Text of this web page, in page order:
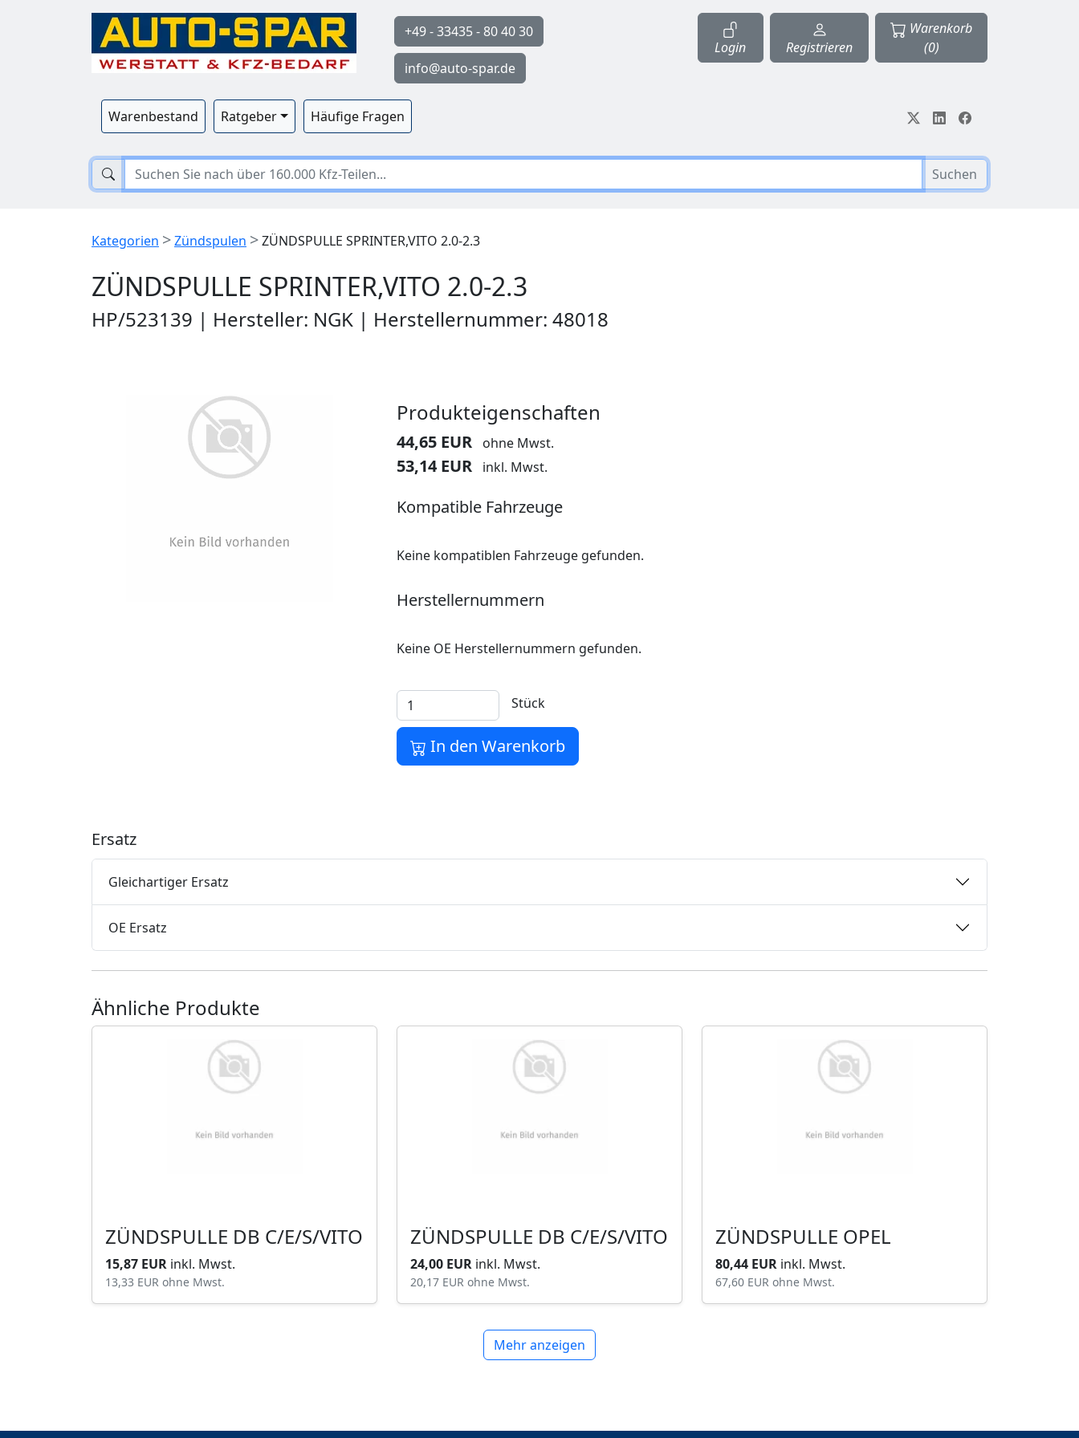
+49 - 33435 - 80 40 30
info@auto-spar.de
Login Registrieren
Warenkorb
(0)
Warenbestand Ratgeber Häufige Fragen
Suchen
Kategorien >Zündspulen >ZÜNDSPULLE SPRINTER,VITO 2.0-2.3
ZÜNDSPULLE SPRINTER,VITO 2.0-2.3
HP/523139 | Hersteller: NGK | Herstellernummer: 48018
Produkteigenschaften
44,65 EUR ohne Mwst.
53,14 EUR inkl. Mwst.
Kompatible Fahrzeuge
Keine kompatiblen Fahrzeuge gefunden.
Herstellernummern
Keine OE Herstellernummern gefunden.
Stück
In den Warenkorb
Ersatz
Gleichartiger Ersatz
OE Ersatz
Ähnliche Produkte
ZÜNDSPULLE DB C/E/S/VITO
15,87 EUR inkl. Mwst.
13,33 EUR ohne Mwst.
ZÜNDSPULLE DB C/E/S/VITO
24,00 EUR inkl. Mwst.
20,17 EUR ohne Mwst.
ZÜNDSPULLE OPEL
80,44 EUR inkl. Mwst.
67,60 EUR ohne Mwst.
Mehr anzeigen